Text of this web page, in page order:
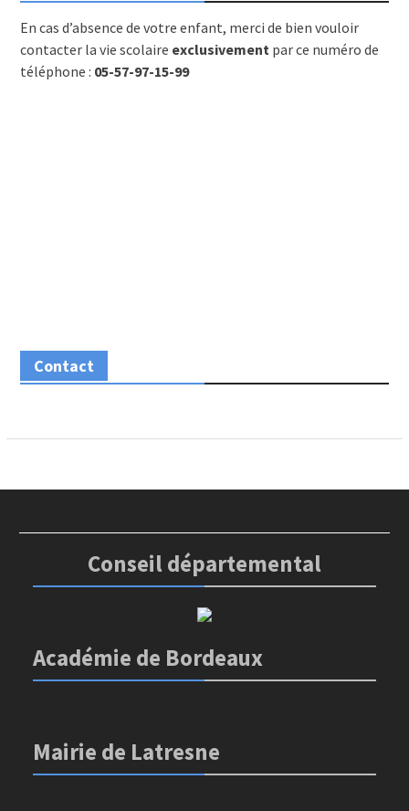
En cas d’absence de votre enfant, merci de bien vouloir
contacter la vie scolaire exclusivementpar ce numéro de
téléphone : 05-57-97-15-99
Contact
Conseil départemental
Académie de Bordeaux
Mairie de Latresne